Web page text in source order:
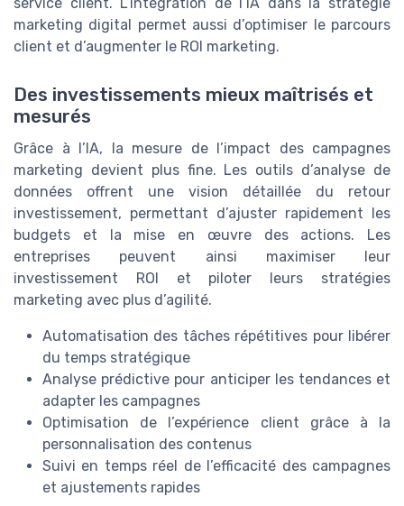
marketing digital permet aussi d’optimiser le parcours
client et d’augmenter le ROI marketing.
Des investissements mieux maîtrisés et
mesurés
Grâce à l’IA, la mesure de l’impact des campagnes
marketing devient plus fine. Les outils d’analyse de
données offrent une vision détaillée du retour
investissement, permettant d’ajuster rapidement les
budgets et la mise en œuvre des actions. Les
entreprises peuvent ainsi maximiser leur
investissement ROI et piloter leurs stratégies
marketing avec plus d’agilité.
Automatisation des tâches répétitives pour libérer
du temps stratégique
Analyse prédictive pour anticiper les tendances et
adapter les campagnes
Optimisation de l’expérience client grâce à la
personnalisation des contenus
Suivi en temps réel de l’efficacité des campagnes
et ajustements rapides